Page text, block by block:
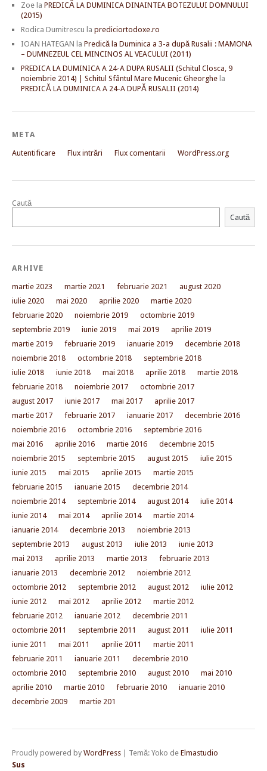
Zoe la PREDICĂ LA DUMINICA DINAINTEA BOTEZULUI DOMNULUI
(2015)
Rodica Dumitrescu la prediciortodoxe.ro
IOAN HATEGAN la Predică la Duminica a 3-a după Rusalii : MAMONA
– DUMNEZEUL CEL MINCINOS AL VEACULUI (2011)
PREDICA LA DUMINICA A 24-A DUPA RUSALII (Schitul Closca, 9
noiembrie 2014) | Schitul Sfântul Mare Mucenic Gheorghe la
PREDICĂ LA DUMINICA A 24-A DUPĂ RUSALII (2014)
META
Autentificare Flux intrări Flux comentarii WordPress.org
Caută
Caută
ARHIVE
martie 2023 martie 2021 februarie 2021
august 2020
iulie 2020
mai 2020 aprilie 2020
martie 2020
februarie 2020
noiembrie 2019
octombrie 2019
septembrie 2019
iunie 2019 mai 2019
aprilie 2019
martie 2019
februarie 2019 ianuarie 2019
decembrie 2018
noiembrie 2018
octombrie 2018
septembrie 2018
iulie 2018
iunie 2018 mai 2018 aprilie 2018
martie 2018
februarie 2018
noiembrie 2017
octombrie 2017
august 2017
iunie 2017 mai 2017
aprilie 2017
martie 2017
februarie 2017 ianuarie 2017
decembrie 2016
noiembrie 2016
octombrie 2016
septembrie 2016
mai 2016
aprilie 2016 martie 2016
decembrie 2015
noiembrie 2015
septembrie 2015 august 2015
iulie 2015
iunie 2015
mai 2015 aprilie 2015
martie 2015
februarie 2015
ianuarie 2015
decembrie 2014
noiembrie 2014
septembrie 2014 august 2014
iulie 2014
iunie 2014
mai 2014 aprilie 2014
martie 2014
ianuarie 2014
decembrie 2013
noiembrie 2013
septembrie 2013
august 2013 iulie 2013
iunie 2013
mai 2013
aprilie 2013 martie 2013
februarie 2013
ianuarie 2013
decembrie 2012
noiembrie 2012
octombrie 2012
septembrie 2012 august 2012
iulie 2012
iunie 2012
mai 2012 aprilie 2012
martie 2012
februarie 2012
ianuarie 2012
decembrie 2011
octombrie 2011
septembrie 2011 august 2011
iulie 2011
iunie 2011
mai 2011 aprilie 2011
martie 2011
februarie 2011
ianuarie 2011
decembrie 2010
octombrie 2010
septembrie 2010 august 2010
mai 2010
aprilie 2010
martie 2010 februarie 2010
ianuarie 2010
decembrie 2009
martie 201
Proudly powered by WordPress Temă: Yoko de Elmastudio
Sus